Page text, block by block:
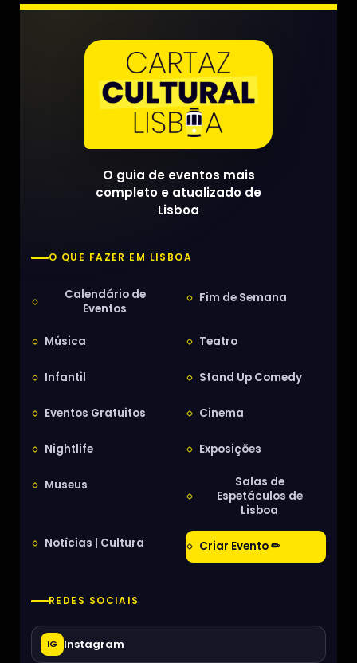
O guia de eventos mais
completo e atualizado de
Lisboa
O QUE FAZER EM LISBOA
Calendário de
Eventos
Fim de Semana
Música Teatro
Infantil Stand Up Comedy
Eventos Gratuitos Cinema
Nightlife Exposições
Museus
Salas de
Espetáculos de
Lisboa
Notícias | Cultura Criar Evento ✏
REDES SOCIAIS
IG Instagram